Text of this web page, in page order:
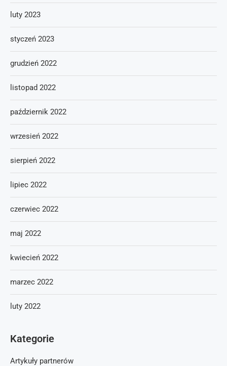
luty 2023
styczeń 2023
grudzień 2022
listopad 2022
październik 2022
wrzesień 2022
sierpień 2022
lipiec 2022
czerwiec 2022
maj 2022
kwiecień 2022
marzec 2022
luty 2022
Kategorie
Artykuły partnerów